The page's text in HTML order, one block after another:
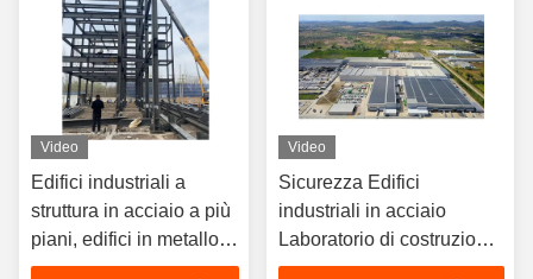
Video
Edifici industriali a
struttura in acciaio a più
piani, edifici in metallo
prefabbricati
Video
Sicurezza Edifici
industriali in acciaio
Laboratorio di costruzione
di strutture di cornici in